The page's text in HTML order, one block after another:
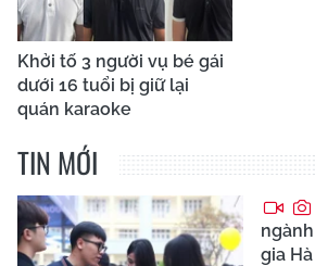
Khởi tố 3 người vụ bé gái
dưới 16 tuổi bị giữ lại
quán karaoke
TIN MỚI
gia